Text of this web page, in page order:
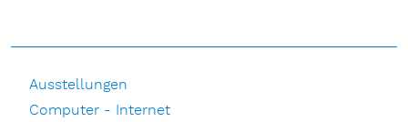
Ausstellungen
Computer - Internet